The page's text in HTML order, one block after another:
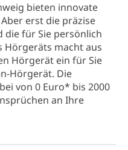
bieten innovate
erst die präzise
die für Sie persönlich
macht aus
Hörgerät ein für Sie
Hörgerät. Die
von 0 Euro* bis 2000
an Ihre